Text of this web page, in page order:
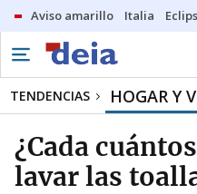
Aviso amarillo Italia
TENDENCIAS HOGAR Y
¿Cada
lavar las